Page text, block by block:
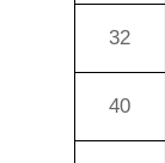
32
40